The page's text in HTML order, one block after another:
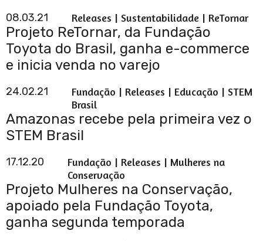
ReTornar
Arara Azul
Tech Mob 4.0
- Projeto
Alegria
Mantiqueira
08.03.21 Releases | Sustentabilidade | ReTornar
Projeto ReTornar, da Fundação
Toyota do Brasil, ganha e-commerce
e inicia venda no varejo
24.02.21
Fundação | Releases | Educação | STEM
Brasil
Amazonas recebe pela primeira vez o
STEM Brasil
17.12.20
Fundação | Releases | Mulheres na
Conservação
Projeto Mulheres na Conservação,
apoiado pela Fundação Toyota,
ganha segunda temporada